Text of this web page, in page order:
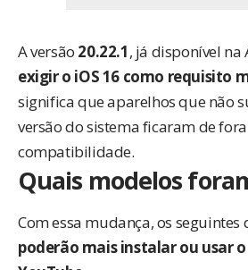
A versão 20.22.1, já disponível na
exigir o iOS 16 como requisito
significa que aparelhos que não
versão do sistema ficaram de
compatibilidade.
Quais modelos
Com essa mudança, os seguintes
poderão mais instalar ou usar